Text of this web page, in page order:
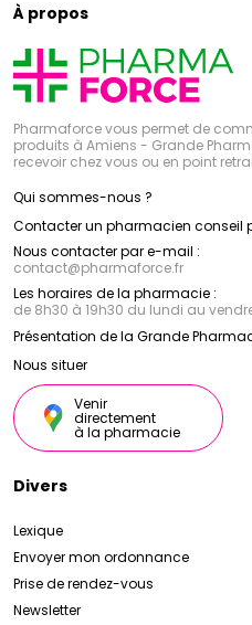
À propos
Pharmaforce vous permet de
produits à Amiens - Grande
recevoir chez vous ou en point
Qui sommes-nous ?
Contacter un pharmacien conseil
Nous contacter par e-mail :
contact@pharmaforce.fr
Les horaires de la pharmacie :
de 8h30 à 19h30 du lundi au
Présentation de la Grande
Nous situer
Venir
directement
à la pharmacie
Divers
Lexique
Envoyer mon ordonnance
Prise de rendez-vous
Newsletter